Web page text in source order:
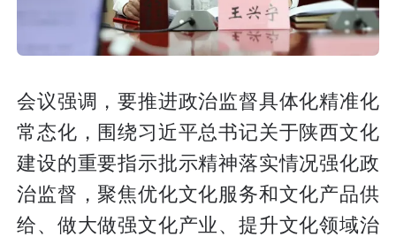
会议强调，要推进政治监督具体化精准化
常态化，围绕习近平总书记关于陕西文化
建设的重要指示批示精神落实情况强化政
治监督，聚焦优化文化服务和文化产品供
给、做大做强文化产业、提升文化领域治